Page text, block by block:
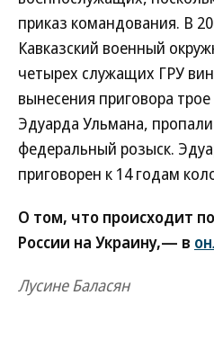
приказ командования. В
Кавказский военный
четырех служащих ГРУ
вынесения приговора
Эдуарда Ульмана,
федеральный розыск.
приговорен к 14 годам
О том, что происходит
России на Украину,— в
Лусине Баласян